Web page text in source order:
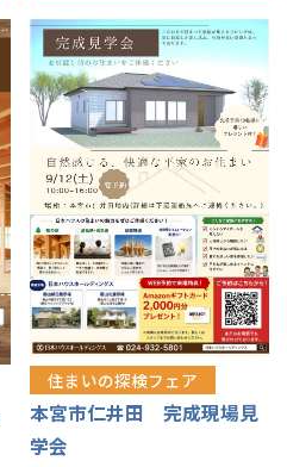
住まいの探検フェア
本宮市仁井田 完成現場見
学会